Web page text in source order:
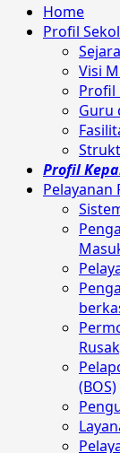
Primary
Menu
Home
Profil
Visi
Profil
Guru
Profil
Pelayanan
(BOS)